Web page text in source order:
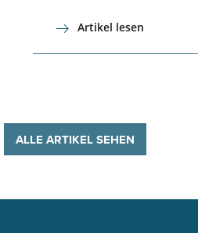
Artikel lesen
ALLE ARTIKEL SEHEN